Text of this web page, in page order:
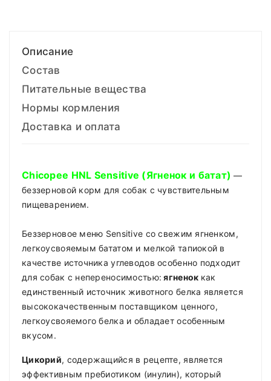
Описание
Состав
Питательные вещества
Нормы кормления
Доставка и оплата
Chicopee HNL Sensitive (Ягненок и батат)—
беззерновой корм для собак с чувствительным
пищеварением.
Беззерновое меню Sensitive со свежим ягненком,
легкоусвояемым бататом и мелкой тапиокой в ​​
качестве источника углеводов особенно подходит
для собак с непереносимостью: ягненок как
единственный источник животного белка является
высококачественным поставщиком ценного,
легкоусвояемого белка и обладает особенным
вкусом.
Цикорий, содержащийся в рецепте, является
эффективным пребиотиком (инулин), который